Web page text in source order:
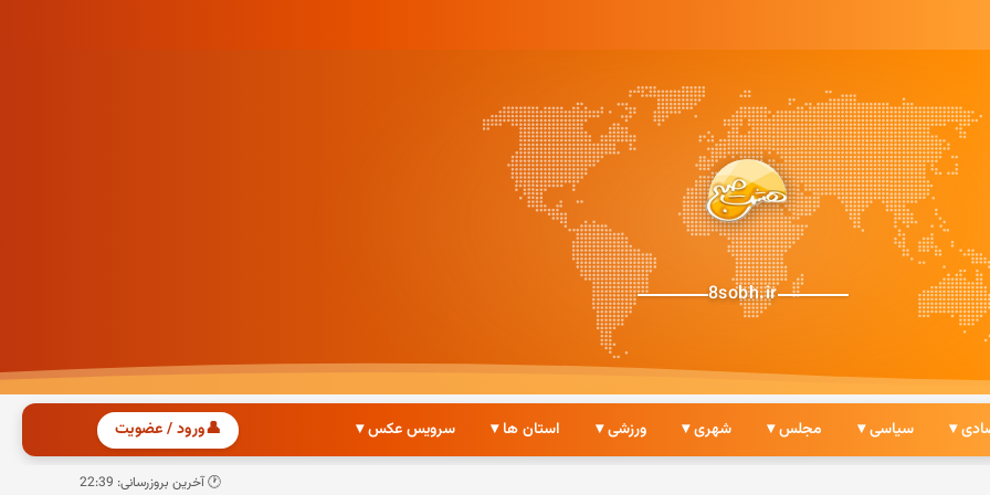
8sobh.ir
▾ سیاسی ▾ مجلس ▾ شهری ▾ ورزشی ▾ استان ها ▾ سرویس عکس ▾ 👤ورود / عضویت
🕐 آخرین بروزرسانی: 22:39